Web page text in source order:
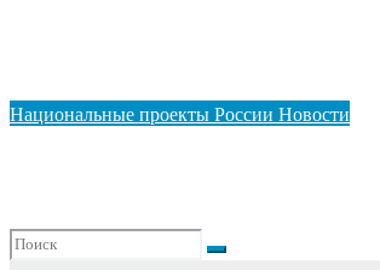
Национальные проекты России Новости